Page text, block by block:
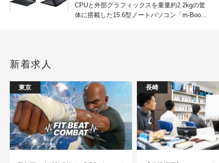
CPUと外部グラフィックスを重量約2.2kgの筐
体に搭載した15.6型ノートパソコン「m-Book
新着求人
東京 長崎